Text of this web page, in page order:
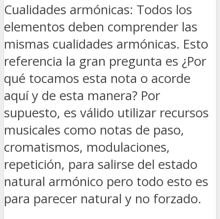
Cualidades armónicas: Todos los
elementos deben comprender las
mismas cualidades armónicas. Esto
referencia la gran pregunta es ¿Por
qué tocamos esta nota o acorde
aquí y de esta manera? Por
supuesto, es válido utilizar recursos
musicales como notas de paso,
cromatismos, modulaciones,
repetición, para salirse del estado
natural armónico pero todo esto es
para parecer natural y no forzado.